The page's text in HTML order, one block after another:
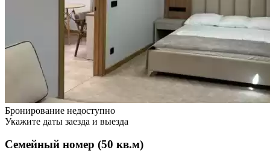
Бронирование недоступно
Укажите даты заезда и выезда
Семейный номер (50 кв.м)